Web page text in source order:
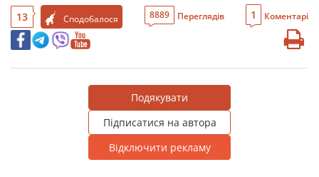
13 Сподобалося 8889 Переглядів 1 Коментарі
Подякувати
Підписатися на автора
Відключити рекламу